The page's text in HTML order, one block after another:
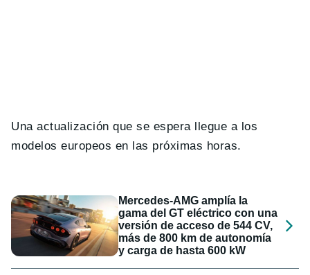
Una actualización que se espera llegue a los
modelos europeos en las próximas horas.
Mercedes-AMG amplía la
gama del GT eléctrico con una
versión de acceso de 544 CV,
más de 800 km de autonomía
y carga de hasta 600 kW